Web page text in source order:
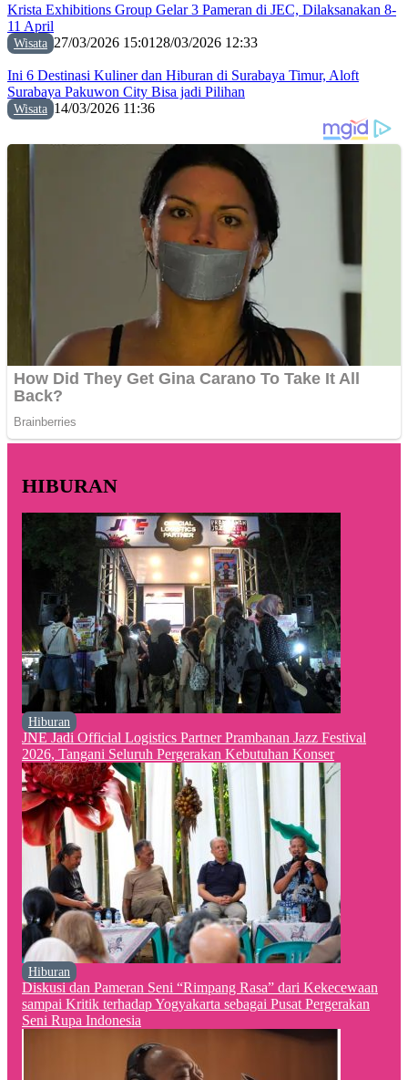
Krista Exhibitions Group Gelar 3 Pameran di JEC, Dilaksanakan 8-
11 April
Wisata 27/03/2026 15:01 28/03/2026 12:33
Ini 6 Destinasi Kuliner dan Hiburan di Surabaya Timur, Aloft
Surabaya Pakuwon City Bisa jadi Pilihan
Wisata 14/03/2026 11:36
HIBURAN
Hiburan
JNE Jadi Official Logistics Partner Prambanan Jazz Festival
2026, Tangani Seluruh Pergerakan Kebutuhan Konser
Hiburan
Diskusi dan Pameran Seni “Rimpang Rasa” dari Kekecewaan
sampai Kritik terhadap Yogyakarta sebagai Pusat Pergerakan
Seni Rupa Indonesia